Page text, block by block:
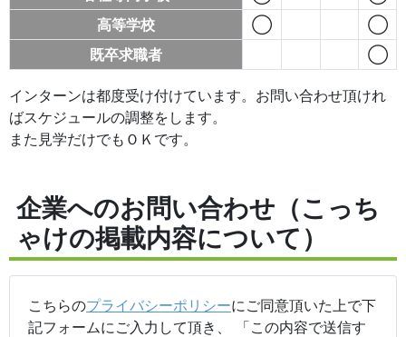
高等学校
◯
◯
既卒求職者
◯
インターンは都度受け付けています。お問い合わせ頂けれ
ばスケジュールの調整をします。
また見学だけでもＯＫです。
企業へのお問い合わせ（こっち
ゃけの掲載内容について）
こちらのプライバシーポリシーにご同意頂いた上で下
記フォームにご入力して頂き、 「この内容で送信す